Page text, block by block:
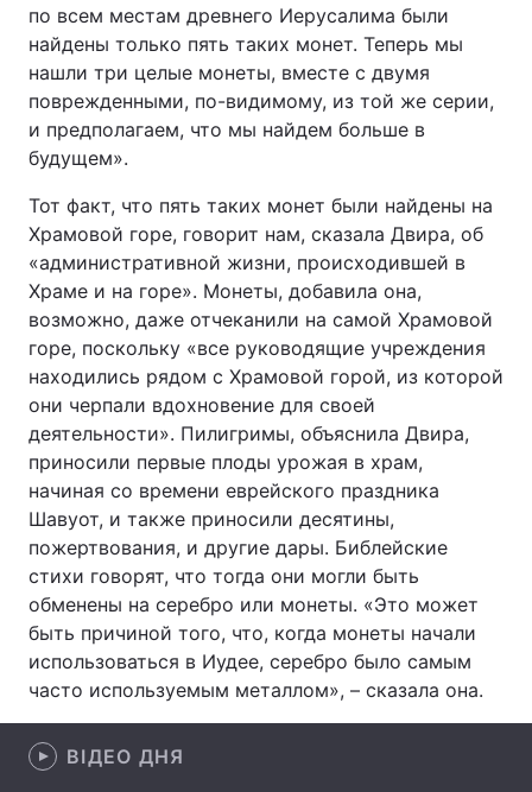
Здоров'я Туризм
Цікавинки Погода
Екологія Регіони
Відео з Youtube Статті
Інтерв'ю Думки
Архів Вакансії
Контакти
Послуги
по всем местам древнего Иерусалима были
найдены только пять таких монет. Теперь мы
нашли три целые монеты, вместе с двумя
поврежденными, по-видимому, из той же серии,
и предполагаем, что мы найдем больше в
будущем».
Тот факт, что пять таких монет были найдены на
Храмовой горе, говорит нам, сказала Двира, об
«административной жизни, происходившей в
Храме и на горе». Монеты, добавила она,
возможно, даже отчеканили на самой Храмовой
горе, поскольку «все руководящие учреждения
находились рядом с Храмовой горой, из которой
они черпали вдохновение для своей
деятельности». Пилигримы, объяснила Двира,
приносили первые плоды урожая в храм,
начиная со времени еврейского праздника
Шавуот, и также приносили десятины,
пожертвования, и другие дары. Библейские
стихи говорят, что тогда они могли быть
обменены на серебро или монеты. «Это может
быть причиной того, что, когда монеты начали
использоваться в Иудее, серебро было самым
часто используемым металлом», – сказала она.
ВІДЕО ДНЯ